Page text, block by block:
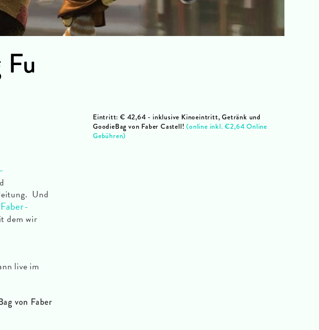
Und
dem wir
live im
von Faber
Eintritt: € 42,64 - inklusive Kinoeintritt, Getränk und
GoodieBag von Faber Castell!(online inkl. €2,64 Online
Gebühren)